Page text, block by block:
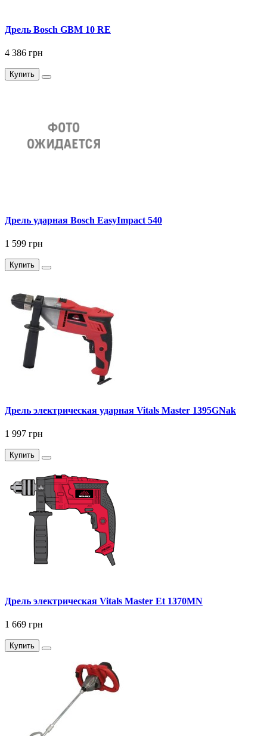
Дрель Bosch GBM 10 RE
4 386 грн
Купить
Дрель ударная Bosch EasyImpact 540
1 599 грн
Купить
Дрель электрическая ударная Vitals Master 1395GNak
1 997 грн
Купить
Дрель электрическая Vitals Master Et 1370MN
1 669 грн
Купить